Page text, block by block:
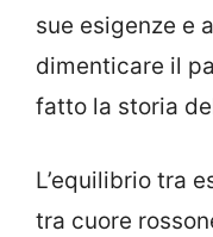
sue esigenze e
dimenticare il
fatto la storia
L’equilibrio tra
tra cuore